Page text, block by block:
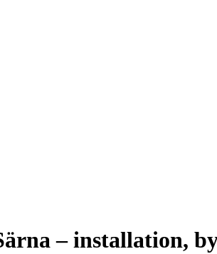
– installation,